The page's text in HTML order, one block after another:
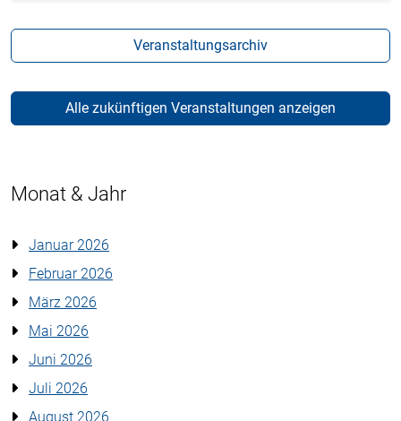
Veranstaltungsarchiv
Alle zukünftigen Veranstaltungen anzeigen
Monat & Jahr
Januar 2026
Februar 2026
März 2026
Mai 2026
Juni 2026
Juli 2026
August 2026